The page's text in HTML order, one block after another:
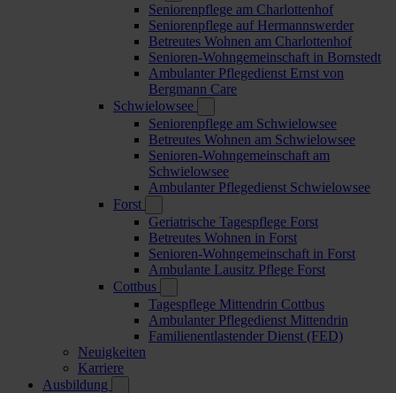
Seniorenpflege am Charlottenhof
Seniorenpflege auf Hermannswerder
Betreutes Wohnen am Charlottenhof
Senioren-Wohngemeinschaft in Bornstedt
Ambulanter Pflegedienst Ernst von
Bergmann Care
Schwielowsee
Seniorenpflege am Schwielowsee
Betreutes Wohnen am Schwielowsee
Senioren-Wohngemeinschaft am
Schwielowsee
Ambulanter Pflegedienst Schwielowsee
Forst
Geriatrische Tagespflege Forst
Betreutes Wohnen in Forst
Senioren-Wohngemeinschaft in Forst
Ambulante Lausitz Pflege Forst
Cottbus
Tagespflege Mittendrin Cottbus
Ambulanter Pflegedienst Mittendrin
Familienentlastender Dienst (FED)
Neuigkeiten
Karriere
Ausbildung